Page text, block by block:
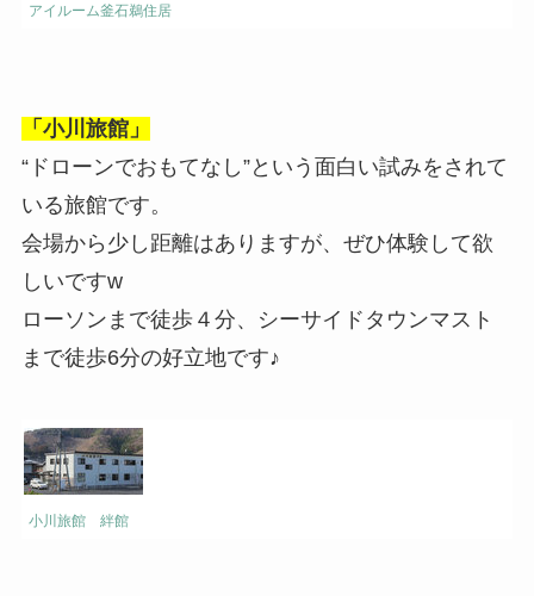
アイルーム釜石鵜住居
「小川旅館」
“ドローンでおもてなし”という面白い試みをされて
いる旅館です。
会場から少し距離はありますが、ぜひ体験して欲
しいですw
ローソンまで徒歩４分、シーサイドタウンマスト
まで徒歩6分の好立地です♪
小川旅館 絆館